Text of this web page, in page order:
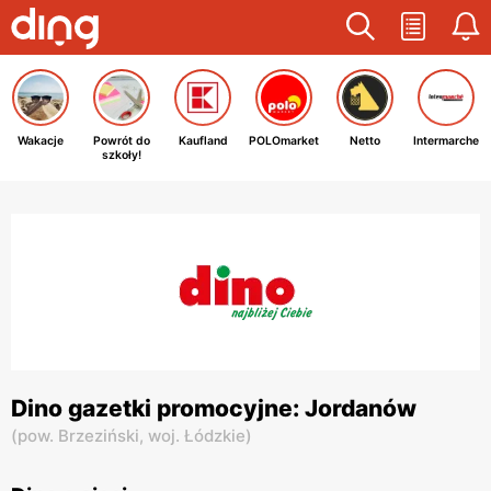
Wakacje
Powrót do
szkoły!
Kaufland POLOmarket Netto Intermarche
Dino gazetki promocyjne: Jordanów
(pow. Brzeziński, woj. Łódzkie)